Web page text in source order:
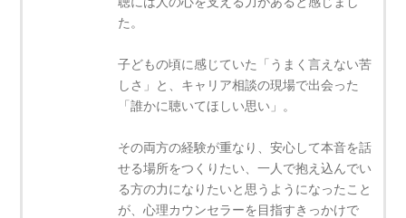
た。
子どもの頃に感じていた「うまく言えない苦
しさ」と、キャリア相談の現場で出会った
「誰かに聴いてほしい思い」。
その両方の経験が重なり、安心して本音を話
せる場所をつくりたい、一人で抱え込んでい
る方の力になりたいと思うようになったこと
が、心理カウンセラーを目指すきっかけで